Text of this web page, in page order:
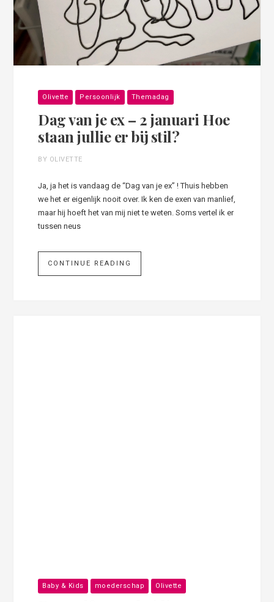
Olivette Persoonlijk Themadag
Dag van je ex – 2 januari Hoe
staan jullie er bij stil?
BY OLIVETTE
Ja, ja het is vandaag de “Dag van je ex” ! Thuis hebben
we het er eigenlijk nooit over. Ik ken de exen van manlief,
maar hij hoeft het van mij niet te weten. Soms vertel ik er
tussen neus
CONTINUE READING
Baby & Kids moederschap Olivette